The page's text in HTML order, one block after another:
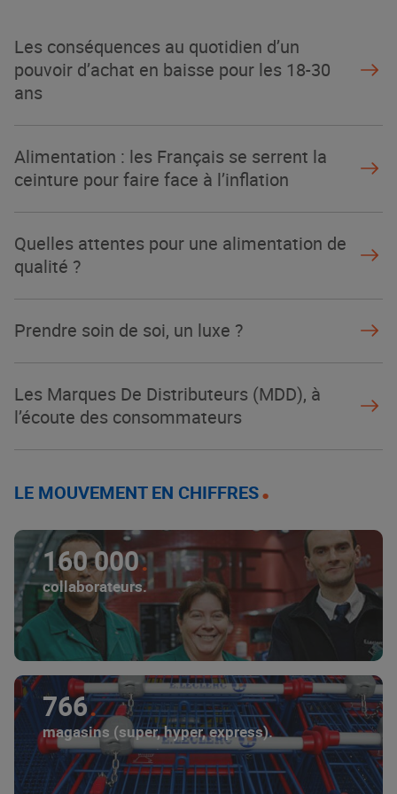
Les conséquences au quotidien d’un
pouvoir d’achat en baisse pour les 18-30
ans
Alimentation : les Français se serrent la
ceinture pour faire face à l’inflation
Quelles attentes pour une alimentation de
qualité ?
Prendre soin de soi, un luxe ?
Les Marques De Distributeurs (MDD), à
l’écoute des consommateurs
LE MOUVEMENT EN CHIFFRES
160 000
collaborateurs.
766
magasins (super, hyper, express).